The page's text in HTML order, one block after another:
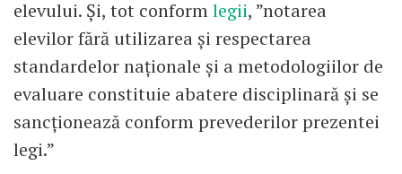
elevului. Și, tot conformlegii, ”notarea
elevilor fără utilizarea și respectarea
standardelor naționale și a metodologiilor de
evaluare constituie abatere disciplinară și se
sancționează conform prevederilor prezentei
legi.”